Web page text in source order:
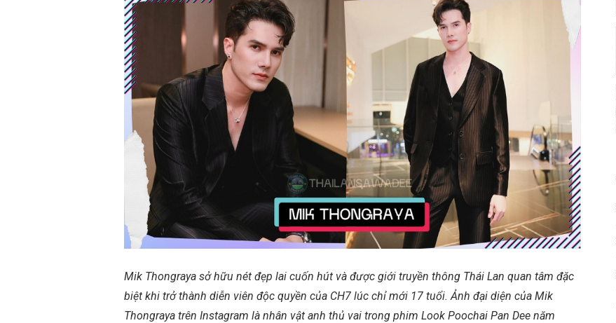
Mik Thongraya sở hữu nét đẹp lai cuốn hút và được giới truyền thông Thái Lan quan tâm đặc
biệt khi trở thành diễn viên độc quyền của CH7 lúc chỉ mới 17 tuổi. Ảnh đại diện của Mik
Thongraya trên Instagram là nhân vật anh thủ vai trong phim Look Poochai Pan Dee năm